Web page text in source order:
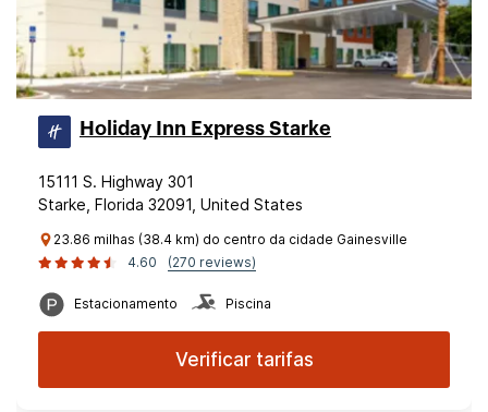
Holiday Inn Express Starke
15111 S. Highway 301
Starke, Florida 32091, United States
23.86 milhas (38.4 km) do centro da cidade Gainesville
4.60
(270 reviews)
Estacionamento Piscina
Verificar tarifas